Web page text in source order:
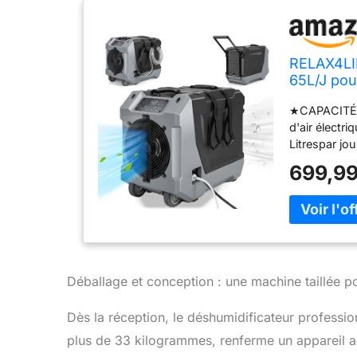
65L/J
Sol
d'air
Litrespar
20 % à 90
Ce
poignées
Déballage et conception : une machine taillée
Dès la réception, le déshumidificateur
plus de 33 kilogrammes, renferme un appareil